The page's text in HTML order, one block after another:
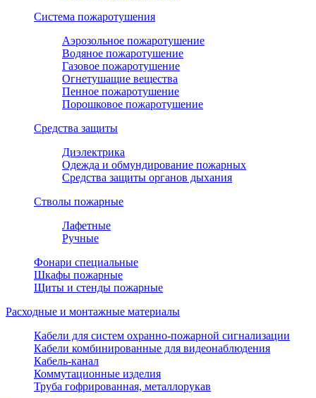
Система пожаротушения
Аэрозольное пожаротушение
Водяное пожаротушение
Газовое пожаротушение
Огнетушащие вещества
Пенное пожаротушение
Порошковое пожаротушение
Средства защиты
Диэлектрика
Одежда и обмундирование пожарных
Средства защиты органов дыхания
Стволы пожарные
Лафетные
Ручные
Фонари специальные
Шкафы пожарные
Щиты и стенды пожарные
Расходные и монтажные материалы
Кабели для систем охранно-пожарной сигнализации
Кабели комбинированные для видеонаблюдения
Кабель-канал
Коммутационные изделия
Труба гофрированная, металлорукав